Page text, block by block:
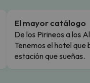
El mayor catálogo
De los Pirineos a los
Tenemos el hotel que
estación que sueñas.